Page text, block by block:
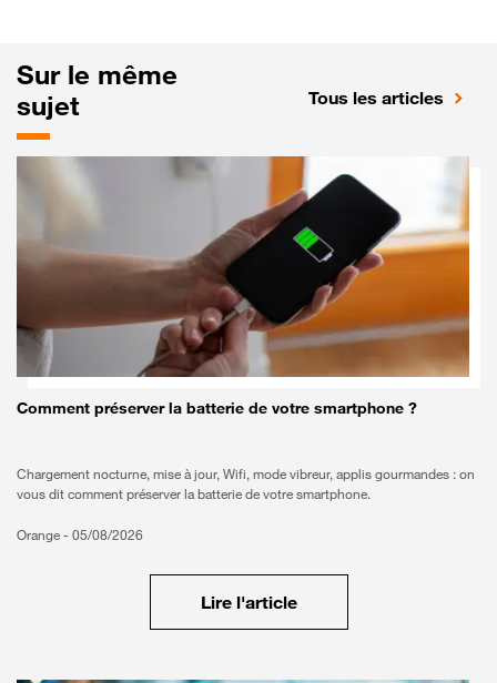
Sur le même
sujet
Tous les articles
Comment préserver la batterie de votre smartphone ?
Chargement nocturne, mise à jour, Wifi, mode vibreur, applis gourmandes : on
vous dit comment préserver la batterie de votre smartphone.
Orange - 05/08/2026
Lire l'article